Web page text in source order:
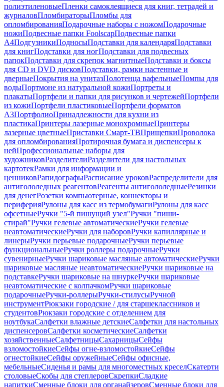
полиэтиленовыеПленки самоклеящиеся для книг, тетрадей и
журналовПломбираторыПломбы для
опломбированияПодарочные наборы с ножомПодарочные
ножиПодвесные папки FoolscapПодвесные папки
А4ПодгузникиПодносыПодставки для календаряПодставки
для книгПодставки для ногПодставки для подвесных
папокПодставки для скрепок магнитныеПодставки и боксы
для CD и DVD дисковПодставки, рамки настенные и
дверныеПокрытия на унитазПолотенца вафельныеПомпы для
водыПортмоне из натуральной кожиПортреты и
плакатыПортфели и папки для рисунков и чертежейПортфели
из кожиПортфели пластиковыеПортфели форматов
А3ПортфолиоПринадлежности для кухни из
пластикаПринтеры лазерные монохромныеПринтеры
лазерные цветныеПриставки Смарт-ТВПрищепкиПроволока
для опломбированияПротирочная бумага и диспенсеры к
нейПрофессиональные наборы для
художниковРазделителиРазделители для настольных
картотекРамки для информации и
ценниковРапидографыРасписание уроковРаспределители для
антигололедных реагентовРеагенты антигололедныеРезинки
для денегРозетки компьютерные, коннекторы и
периферияРулоны для касс из термобумагиРулоны для касс
офсетныеРучки "5-й пишущий узел"Ручки "пиши-
стирай"Ручки гелевые автоматическиеРучки гелевые
неавтоматическиеРучки для наборовРучки капиллярные и
линерыРучки перьевые подарочныеРучки перьевые
функциональныеРучки роллеры подарочныеРучки
сувенирныеРучки шариковые масляные автоматическиеРучки
шариковые масляные неавтоматическиеРучки шариковые на
подставкеРучки шариковые на шнуркеРучки шариковые
неавтоматические с колпачкомРучки шариковые
подарочныеРучки-роллерыРучки-стилусыРучной
инструментРюкзаки городские / для старшеклассников и
студентовРюкзаки городские с отделением для
ноутбукаСалфетки влажные детскиеСалфетки для настольных
диспенсеровСалфетки косметическиеСалфетки
хозяйственныеСалфетницыСахарницыСейфы
взломостойкиеСейфы огне-взломостойкиеСейфы
огнестойкиеСейфы оружейныеСейфы офисные,
мебельныеСиденья и рамы для многоместных креселСкатерти
столовыеСкобы для степлеровСкрепкиСладкие
напиткиСменные блоки для органайзеровСменные блоки для